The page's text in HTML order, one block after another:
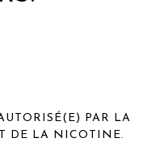
PAR LA
DE LA NICOTINE.